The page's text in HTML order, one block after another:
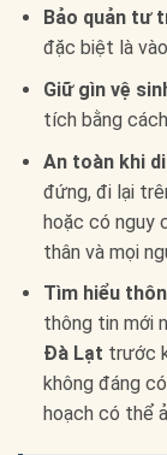
Bảo quản tư
đặc biệt là
Giữ gìn vệ
tích bằng
An toàn khi
đứng, đi lại
hoặc có nguy
thân và mọi
Tìm hiểu
thông tin mới
Đà Lạt trước
không đáng
hoạch có thể